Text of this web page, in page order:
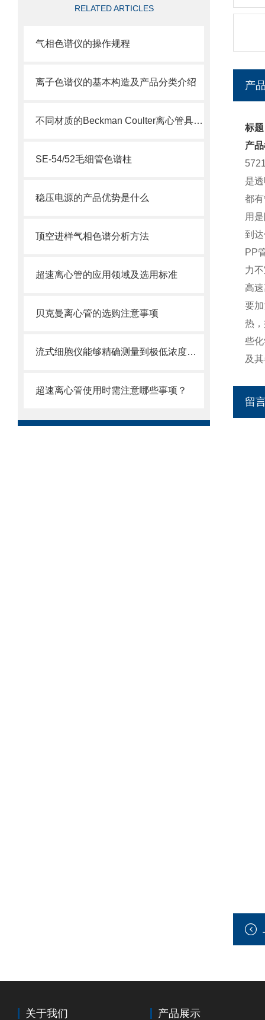
RELATED ARTICLES
气相色谱仪的操作规程
离子色谱仪的基本构造及产品分类介绍
不同材质的Beckman Coulter离心管具有不同的使用特性
SE-54/52毛细管色谱柱
稳压电源的产品优势是什么
顶空进样气相色谱分析方法
超速离心管的应用领域及选用标准
贝克曼离心管的选购注意事项
流式细胞仪能够精确测量到极低浓度的标记物
超速离心管使用时需注意哪些事项？
产
标
产
是
都
用
到
PP
力
高
要
热
些
及
留
关于我们 产品展示